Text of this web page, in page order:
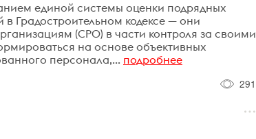
единой системы оценки подрядных
Градостроительном кодексе — они
(СРО) в части контроля за своими
на основе объективных
персонала,... подробнее
291